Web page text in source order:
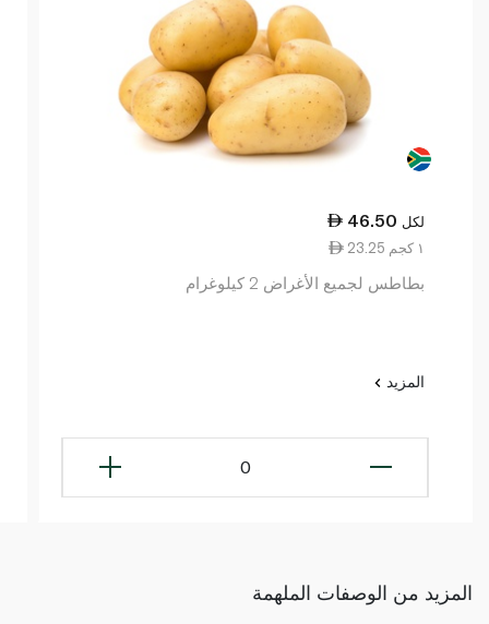
46.50 لكل
23.25 ١ كجم
بطاطس لجميع الأغراض 2 كيلوغرام
المزيد
0
المزيد من الوصفات الملهمة